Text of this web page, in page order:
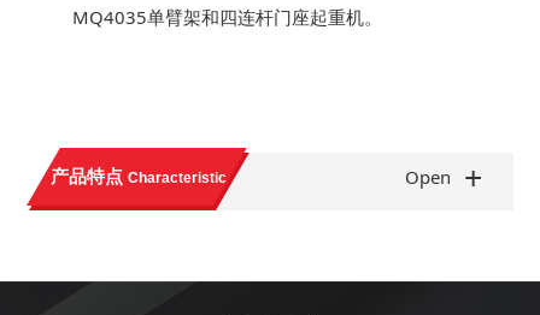
MQ4035单臂架和四连杆门座起重机。
产品特点Characteristic Open +